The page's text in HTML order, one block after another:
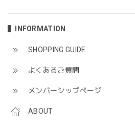
INFORMATION
SHOPPING GUIDE
よくあるご質問
メンバーシップページ
ABOUT